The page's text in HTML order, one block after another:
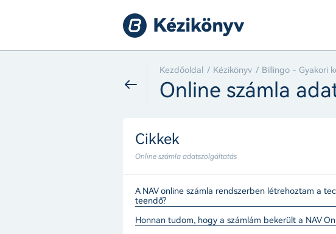
Kezdőoldal Kézikönyv Billingo - Gyakori
Online számla
Cikkek
Online számla adatszolgáltatás
A NAV online számla rendszerben létrehoztam a
teendő?
Honnan tudom, hogy a számlám bekerült a NAV